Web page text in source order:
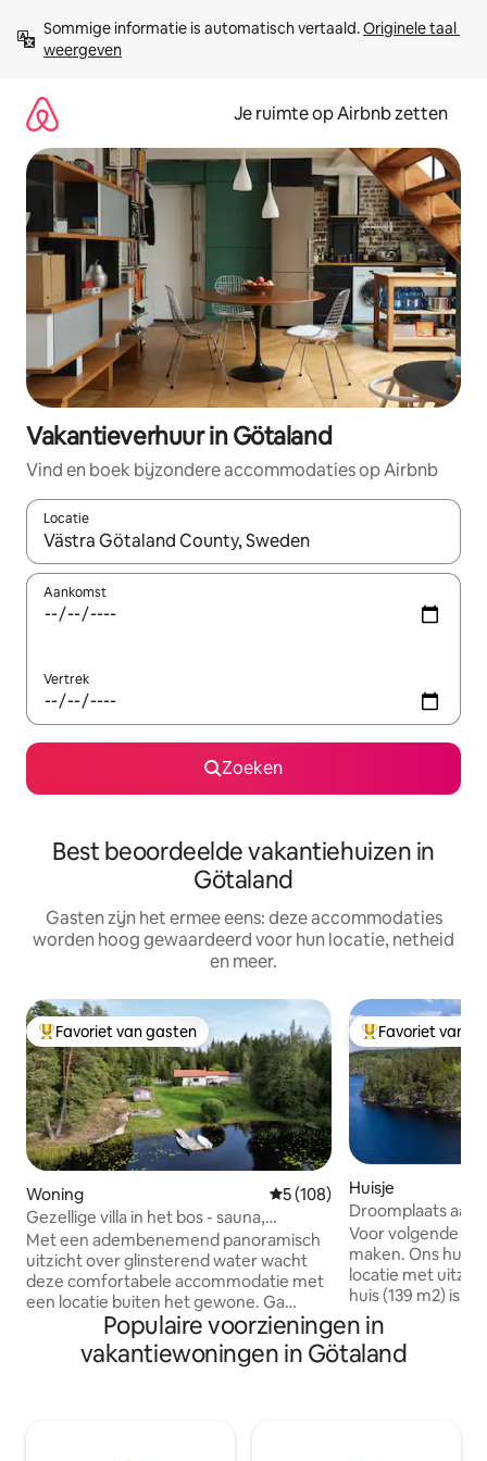
direct
naar
Sommige informatie is automatisch vertaald. Originele taal
weergeven
Je ruimte op Airbnb zetten
Vakantieverhuur in Götaland
Vind en boek bijzondere accommodaties op Airbnb
Locatie
Wanneer er suggesties beschikbaar zijn, maak je een keuze
Aankomst
Vertrek
Zoeken
Best beoordeelde vakantiehuizen in
Götaland
Gasten zijn het ermee eens: deze accommodaties
worden hoog gewaardeerd voor hun locatie, netheid
en meer.
Topfavoriet van gasten
Favoriet van gasten
Woning Gemiddelde beoordeling
5 (108)
Gezellige villa in het bos - sauna,
bubbelbad en eigen steiger
Met een adembenemend panoramisch
uitzicht over glinsterend water wacht
deze comfortabele accommodatie met
een locatie buiten het gewone. Ga
lekker op het balkon zitten en geniet van
een onbeschrijfelijke zonsondergang
over het water vanuit de jacuzzi, neem
Topfavoriet van
Favoriet van
Huisje
Droomplaats aan
Voor volgende
maken. Ons huis
locatie met uitzicht
huis (139 m2) is
Ømmern, 50 km
dat op een eigen
hectare), is aan de voorkant geïsoleerd
Populaire voorzieningen in
vakantiewoningen in Götaland